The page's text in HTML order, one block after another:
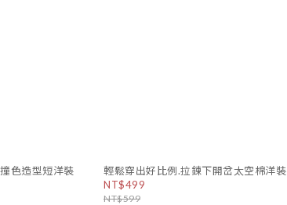
色造型短洋裝
輕鬆穿出好比例.拉鍊下開岔太空棉洋裝
NT$499
NT$599